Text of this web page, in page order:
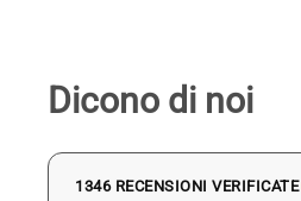
Dicono di noi
1346 RECENSIONI VERIFICATE